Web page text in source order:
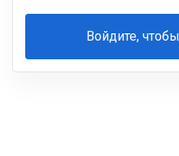
Войдите,
Ваша